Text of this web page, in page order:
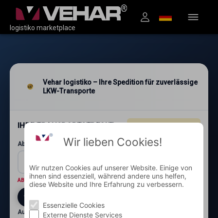
logistiko marketplace
Vehar logistiko – Ihre Spedition für zuverlässige
LKW-Transporte
IHRE TRANSPORTSTRECKE
Abholung: Postleitzahl und Ort*
ABHOLORT Wo wird die Ware abgeholt?
Auslieferung: Postleitzahl und Ort*
Wir lieben Cookies!
Wir nutzen Cookies auf unserer Website. Einige von
ihnen sind essenziell, während andere uns helfen,
diese Website und Ihre Erfahrung zu verbessern.
Essenzielle Cookies
Externe Dienste Services